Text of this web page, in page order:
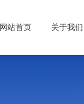
网站首页 关于我们